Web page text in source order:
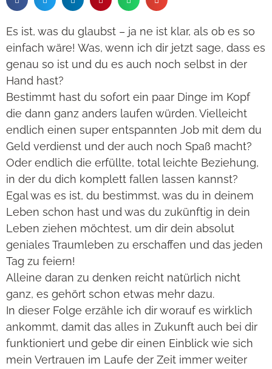
Es ist, was du glaubst – ja ne ist klar, als ob es so
einfach wäre! Was, wenn ich dir jetzt sage, dass es
genau so ist und du es auch noch selbst in der
Hand hast?
Bestimmt hast du sofort ein paar Dinge im Kopf
die dann ganz anders laufen würden. Vielleicht
endlich einen super entspannten Job mit dem du
Geld verdienst und der auch noch Spaß macht?
Oder endlich die erfüllte, total leichte Beziehung,
in der du dich komplett fallen lassen kannst?
Egal was es ist, du bestimmst, was du in deinem
Leben schon hast und was du zukünftig in dein
Leben ziehen möchtest, um dir dein absolut
geniales Traumleben zu erschaffen und das jeden
Tag zu feiern!
Alleine daran zu denken reicht natürlich nicht
ganz, es gehört schon etwas mehr dazu.
In dieser Folge erzähle ich dir worauf es wirklich
ankommt, damit das alles in Zukunft auch bei dir
funktioniert und gebe dir einen Einblick wie sich
mein Vertrauen im Laufe der Zeit immer weiter